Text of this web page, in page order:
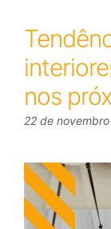
nos
22 de